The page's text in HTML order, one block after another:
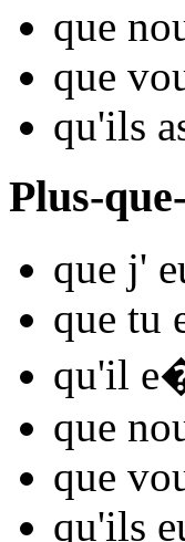
que
que
qu'ils
Plus-
que j'
que tu
qu'il
que
que
qu'ils